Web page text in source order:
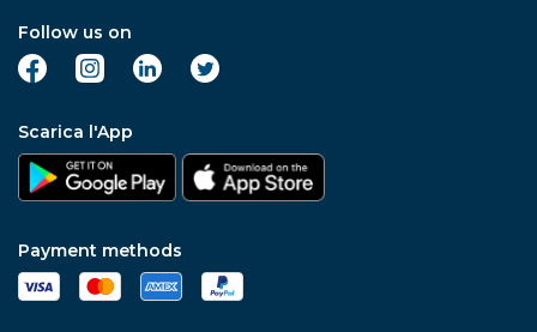
Follow us on
Scarica l'App
Payment methods